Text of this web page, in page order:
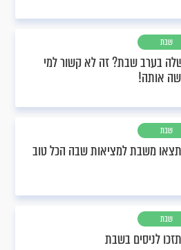
שבת
בערב שבת? זה לא קשור למי
אותה!
שבת
משבת למציאות שבה הכל טוב
שבת
לניסים בשבת